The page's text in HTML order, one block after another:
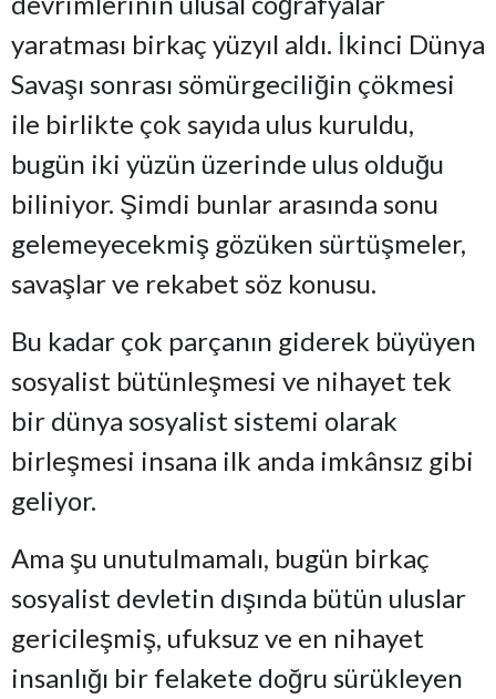
yaratması birkaç yüzyıl aldı. İkinci Dünya
Savaşı sonrası sömürgeciliğin çökmesi
ile birlikte çok sayıda ulus kuruldu,
bugün iki yüzün üzerinde ulus olduğu
biliniyor. Şimdi bunlar arasında sonu
gelemeyecekmiş gözüken sürtüşmeler,
savaşlar ve rekabet söz konusu.
Bu kadar çok parçanın giderek büyüyen
sosyalist bütünleşmesi ve nihayet tek
bir dünya sosyalist sistemi olarak
birleşmesi insana ilk anda imkânsız gibi
geliyor.
Ama şu unutulmamalı, bugün birkaç
sosyalist devletin dışında bütün uluslar
gericileşmiş, ufuksuz ve en nihayet
insanlığı bir felakete doğru sürükleyen